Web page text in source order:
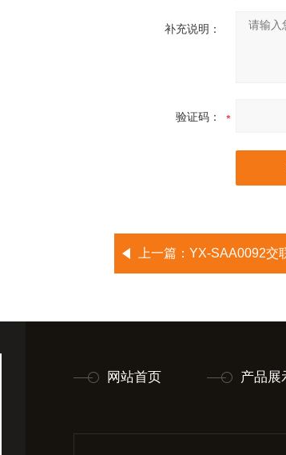
补充说明：
验证码：
上一篇： YX-SAA0092交联羧
网站首页 产品展